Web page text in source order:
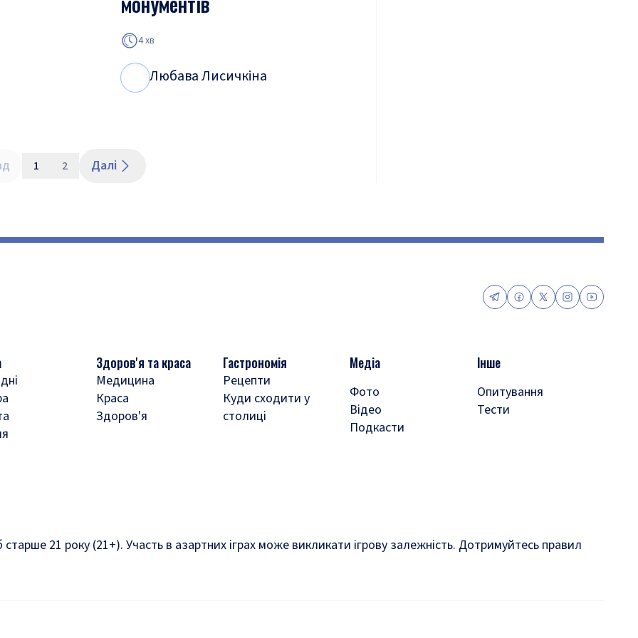
4 хв
Любава Лисичкіна
1 2 Далі
Здоров'я та краса
Медицина
Краса
Здоров'я
Гастрономія
Рецепти
Куди сходити у
столиці
Медіа
Фото
Відео
Подкасти
Інше
Опитування
Тести
21 року (21+). Участь в азартних іграх може викликати ігрову залежність. Дотримуйтесь правил